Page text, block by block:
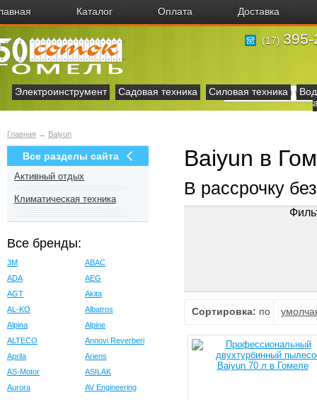
Каталог Оплата Доставка
(17) 395-
Электроинструмент Садовая техника Силовая техника
Главная → Baiyun
Все разделы сайта
Активный отдых
Климатическая техника
Все бренды:
3M
ABAC
ADA
AEG
AGT
Akita
AL-KO
Albatros
Alpina
Alpine
ALTECO
Annovi Reverberi
Aprila
Ariens
AS-Motor
ASILAK
Aurora
AV Engineering
Baiyun в
В рассрочку
Сортировка: по